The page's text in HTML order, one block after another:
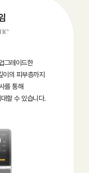
그레이드한
이의 피부층까지
를 통해
할 수 있습니다.